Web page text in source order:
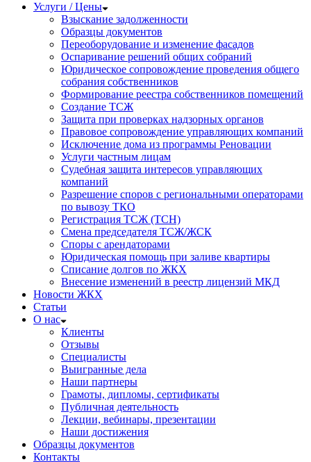
Услуги / Цены
Взыскание задолженности
Образцы документов
Переоборудование и изменение фасадов
Оспаривание решений общих собраний
Юридическое сопровождение проведения общего
собрания собственников
Формирование реестра собственников помещений
Создание ТСЖ
Защита при проверках надзорных органов
Правовое сопровождение управляющих компаний
Исключение дома из программы Реновации
Услуги частным лицам
Судебная защита интересов управляющих
компаний
Разрешение споров с региональными операторами
по вывозу ТКО
Регистрация ТСЖ (ТСН)
Смена председателя ТСЖ/ЖСК
Споры с арендаторами
Юридическая помощь при заливе квартиры
Списание долгов по ЖКХ
Внесение изменений в реестр лицензий МКД
Новости ЖКХ
Статьи
О нас
Клиенты
Отзывы
Специалисты
Выигранные дела
Наши партнеры
Грамоты, дипломы, сертификаты
Публичная деятельность
Лекции, вебинары, презентации
Наши достижения
Образцы документов
Контакты